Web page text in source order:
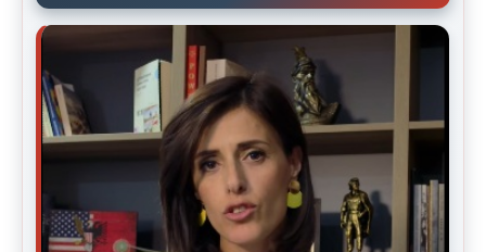
Il Lago di Ohrid in Albania è stato nominato
uno dei luoghi più belli del mondo